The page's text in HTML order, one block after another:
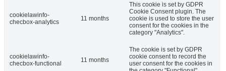
cookielawinfo-
checbox-analytics
11 months
This cookie is set by GDPR
Cookie Consent plugin. The
cookie is used to store the user
consent for the cookies in the
category "Analytics".
cookielawinfo-
checbox-functional
11 months
The cookie is set by GDPR
cookie consent to record the
user consent for the cookies in